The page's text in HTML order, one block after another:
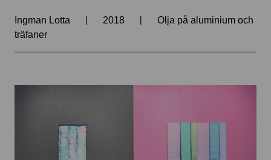
Ingman Lotta | 2018 |
Olja på aluminium och
träfaner